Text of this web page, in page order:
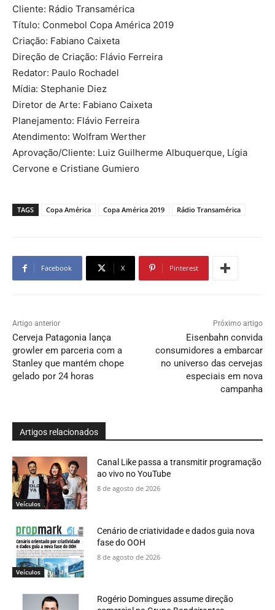
Cliente: Rádio Transamérica
Título: Conmebol Copa América 2019
Criação: Fabiano Caixeta
Direção de Criação: Flávio Ferreira
Redator: Paulo Rochadel
Mídia: Stephanie Diez
Diretor de Arte: Fabiano Caixeta
Planejamento: Flávio Ferreira
Atendimento: Wolfram Werther
Aprovação/Cliente: Luiz Guilherme Albuquerque, Lígia
Cervone e Cristiane Gumiero
TAGS Copa América Copa América 2019 Rádio Transamérica
Facebook X Pinterest
Artigo anterior
Cerveja Patagonia lança
growler em parceria com a
Stanley que mantém chope
gelado por 24 horas
Próximo artigo
Eisenbahn convida
consumidores a embarcar
no universo das cervejas
especiais em nova
campanha
Artigos relacionados
Veículos
Canal Like passa a transmitir programação
ao vivo no YouTube
8 de agosto de 2026
Veículos
Cenário de criatividade e dados guia nova
fase do OOH
8 de agosto de 2026
Rogério Domingues assume direção